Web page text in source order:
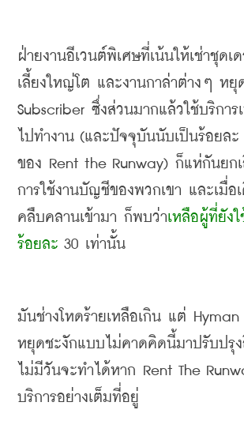
ฝ่ายงานอีเวนต์พิเศษที่เน้นให้เช่าชุดเ
เลี้ยงใหญ่โต และงานกาล่าต่างๆ หยุ
Subscriber ซึ่งส่วนมากแล้วใช้บริกา
ไปทำงาน (และปัจจุบันนับเป็นร้อยละ
ของ Rent the Runway) ก็แห่กันยก
การใช้งานบัญชีของพวกเขา และเมื่
คลืบคลานเข้ามา ก็พบว่าเหลือผู้ที่ยัง
ร้อยละ 30 เท่านั้น
มันช่างโหดร้ายเหลือเกิน แต่ Hyman
หยุดชะงักแบบไม่คาดคิดนี้มาปรับปรุ
ไม่มีวันจะทำได้หาก Rent The
บริการอย่างเต็มที่อยู่